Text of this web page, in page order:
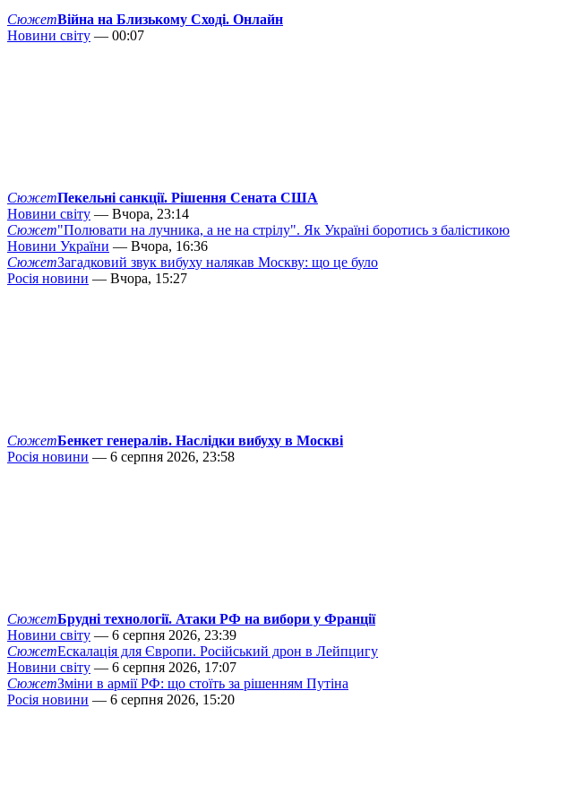
СюжетВійна на Близькому Сході. Онлайн
Новини світу — 00:07
СюжетПекельні санкції. Рішення Сената США
Новини світу — Вчора, 23:14
Сюжет"Полювати на лучника, а не на стрілу". Як Україні боротись з балістикою
Новини України — Вчора, 16:36
СюжетЗагадковий звук вибуху налякав Москву: що це було
Росія новини — Вчора, 15:27
СюжетБенкет генералів. Наслідки вибуху в Москві
Росія новини — 6 серпня 2026, 23:58
СюжетБрудні технології. Атаки РФ на вибори у Франції
Новини світу — 6 серпня 2026, 23:39
СюжетЕскалація для Європи. Російський дрон в Лейпцигу
Новини світу — 6 серпня 2026, 17:07
СюжетЗміни в армії РФ: що стоїть за рішенням Путіна
Росія новини — 6 серпня 2026, 15:20